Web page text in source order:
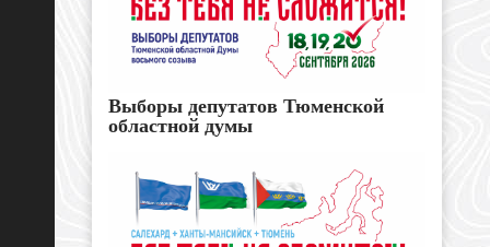
Выборы депутатов Тюменской
областной думы